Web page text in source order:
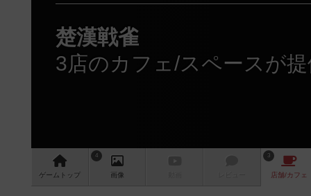
楚漢戦雀
3店のカフェ/スペースが提
ゲーム トップ
4
画像
3
店舗/カフェ